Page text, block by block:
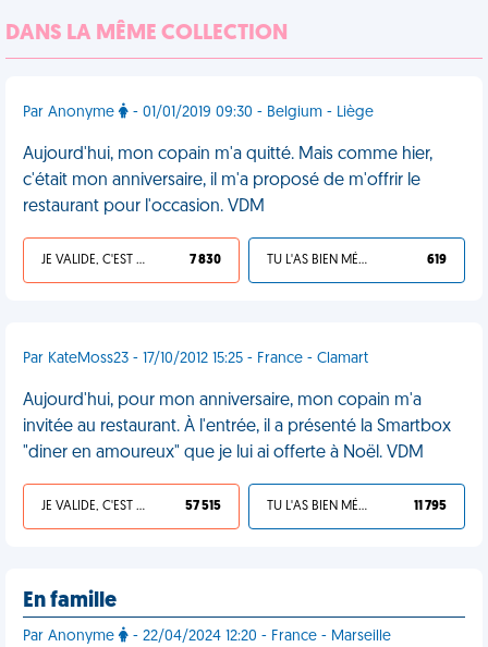
DANS LA MÊME COLLECTION
Par Anonyme - 01/01/2019 09:30 - Belgium - Liège
Aujourd'hui, mon copain m'a quitté. Mais comme hier,
c'était mon anniversaire, il m'a proposé de m'offrir le
restaurant pour l'occasion. VDM
JE VALIDE, C'EST UNE VDM 7 830 TU L'AS BIEN MÉRITÉ 619
Par KateMoss23 - 17/10/2012 15:25 - France - Clamart
Aujourd'hui, pour mon anniversaire, mon copain m'a
invitée au restaurant. À l'entrée, il a présenté la Smartbox
"diner en amoureux" que je lui ai offerte à Noël. VDM
JE VALIDE, C'EST UNE VDM 57 515 TU L'AS BIEN MÉRITÉ 11 795
En famille
Par Anonyme - 22/04/2024 12:20 - France - Marseille